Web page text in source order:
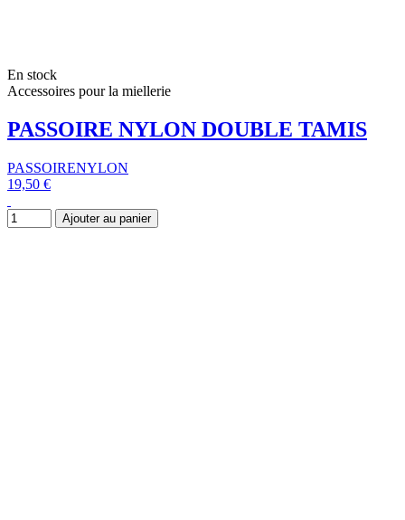
En stock
Accessoires pour la miellerie
PASSOIRE NYLON DOUBLE TAMIS
PASSOIRENYLON
19,50 €
Ajouter au panier